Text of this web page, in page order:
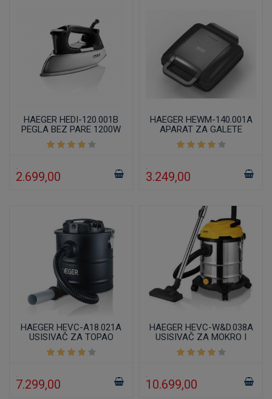
HAEGER HEDI-120.001B
PEGLA BEZ PARE 1200W
2.699,00
HAEGER HEWM-140.001A
APARAT ZA GALETE
1400W
3.249,00
HAEGER HEVC-A18.021A
USISIVAČ ZA TOPAO
PEPEO 18L
7.299,00
HAEGER HEVC-W&D.038A
USISIVAČ ZA MOKRO I
SUVO USISAVANJE 1200W
20L
10.699,00